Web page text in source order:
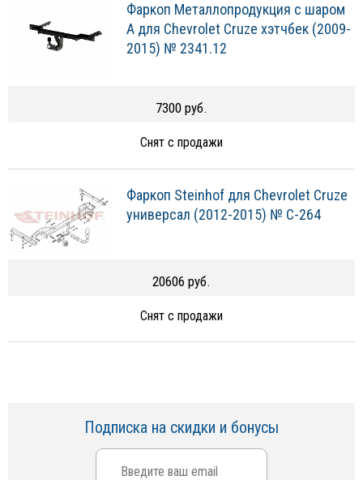
Фаркоп Металлопродукция с шаром
A для Chevrolet Cruze хэтчбек (2009-
2015) № 2341.12
7300 руб.
Снят с продажи
Фаркоп Steinhof для Chevrolet Cruze
универсал (2012-2015) № C-264
20606 руб.
Снят с продажи
Подписка на скидки и бонусы